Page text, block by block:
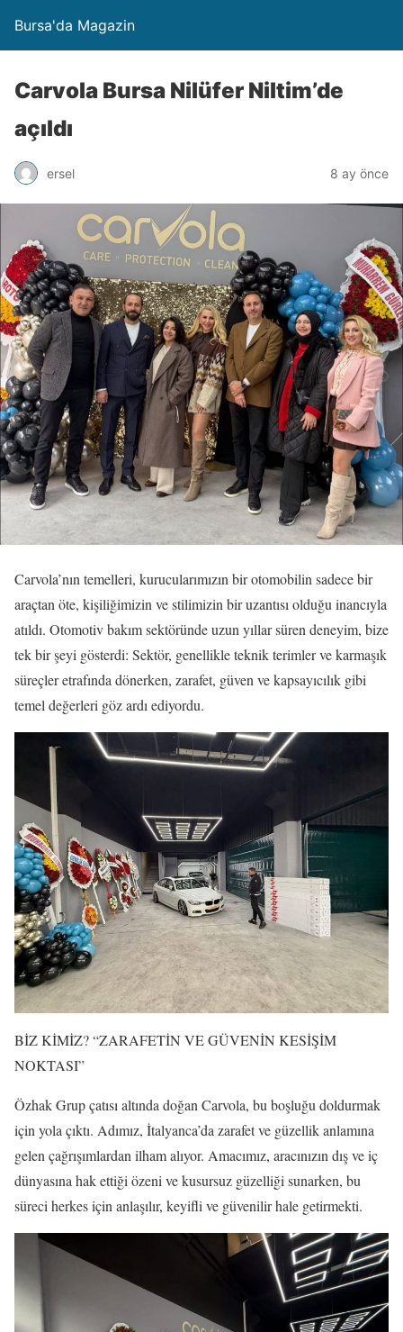
Bursa'da Magazin
Carvola Bursa Nilüfer Niltim’de
açıldı
ersel 8 ay önce
Carvola’nın temelleri, kurucularımızın bir otomobilin sadece bir
araçtan öte, kişiliğimizin ve stilimizin bir uzantısı olduğu inancıyla
atıldı. Otomotiv bakım sektöründe uzun yıllar süren deneyim, bize
tek bir şeyi gösterdi: Sektör, genellikle teknik terimler ve karmaşık
süreçler etrafında dönerken, zarafet, güven ve kapsayıcılık gibi
temel değerleri göz ardı ediyordu.
BİZ KİMİZ? “ZARAFETİN VE GÜVENİN KESİŞİM
NOKTASI”
Özhak Grup çatısı altında doğan Carvola, bu boşluğu doldurmak
için yola çıktı. Adımız, İtalyanca’da zarafet ve güzellik anlamına
gelen çağrışımlardan ilham alıyor. Amacımız, aracınızın dış ve iç
dünyasına hak ettiği özeni ve kusursuz güzelliği sunarken, bu
süreci herkes için anlaşılır, keyifli ve güvenilir hale getirmekti.